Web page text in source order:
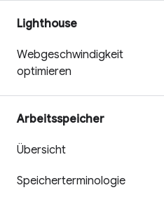
Lighthouse
Webgeschwindigkeit
optimieren
Arbeitsspeicher
Übersicht
Speicherterminologie